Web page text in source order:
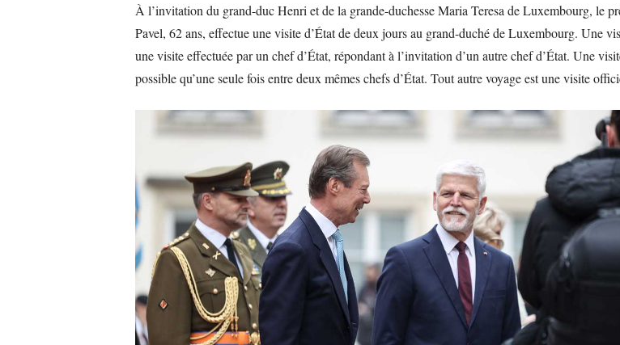
À l’invitation du grand-duc Henri et de la grande-duchesse Maria Teresa de Luxembourg, le
Pavel, 62 ans, effectue une visite d’État de deux jours au grand-duché de Luxembourg. Une
une visite effectuée par un chef d’État, répondant à l’invitation d’un autre chef d’État. Une
possible qu’une seule fois entre deux mêmes chefs d’État. Tout autre voyage est une visite